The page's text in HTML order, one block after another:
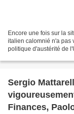
Encore une fois sur la
italien calomnié n'a pas
politique d'austérité de
Sergio
vigoureusement à
Finances,